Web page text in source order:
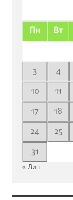
Пн Вт
3
4
10
11
17
18
24
25
31
« Лип